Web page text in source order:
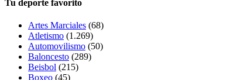
Tu deporte favorito
Artes Marciales (68)
Atletismo (1.269)
Automovilismo (50)
Baloncesto (289)
Beisbol (215)
Boxeo (45)